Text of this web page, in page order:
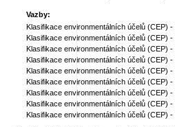
Vazby:
Klasifikace environmentálních účelů (CEP) -
Klasifikace environmentálních účelů (CEP) -
Klasifikace environmentálních účelů (CEP) -
Klasifikace environmentálních účelů (CEP) -
Klasifikace environmentálních účelů (CEP) -
Klasifikace environmentálních účelů (CEP) -
Klasifikace environmentálních účelů (CEP) -
Klasifikace environmentálních účelů (CEP) -
Klasifikace environmentálních účelů (CEP) -